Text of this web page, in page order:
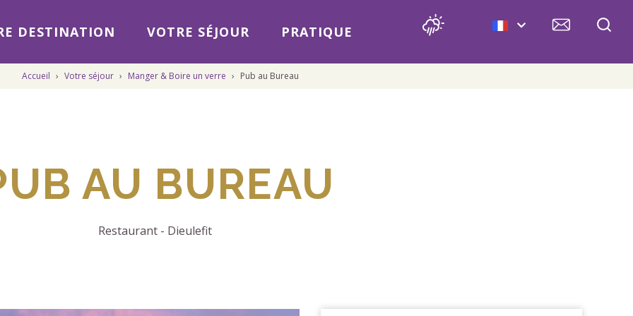
DESTINATION VOTRE SÉJOUR PRATIQUE
Accueil › Votre séjour › Manger & Boire un verre › Pub au Bureau
AU BUREAU
Restaurant- Dieulefit